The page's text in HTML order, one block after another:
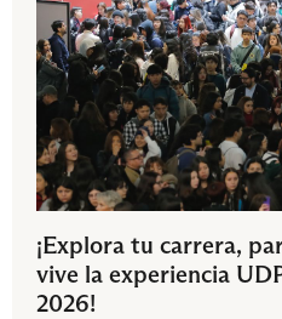
¡Explora tu carrera,
vive la experiencia
2026!